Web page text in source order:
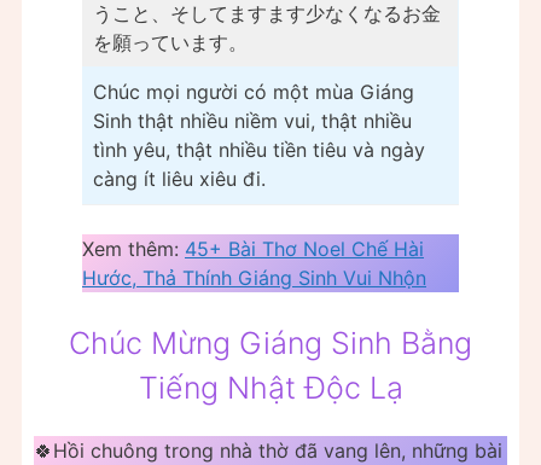
うこと、そしてますます少なくなるお金
を願っています。
Chúc mọi người có một mùa Giáng
Sinh thật nhiều niềm vui, thật nhiều
tình yêu, thật nhiều tiền tiêu và ngày
càng ít liêu xiêu đi.
Xem thêm: 45+ Bài Thơ Noel Chế Hài
Hước, Thả Thính Giáng Sinh Vui Nhộn
Chúc Mừng Giáng Sinh Bằng
Tiếng Nhật Độc Lạ
🍀Hồi chuông trong nhà thờ đã vang lên, những bài